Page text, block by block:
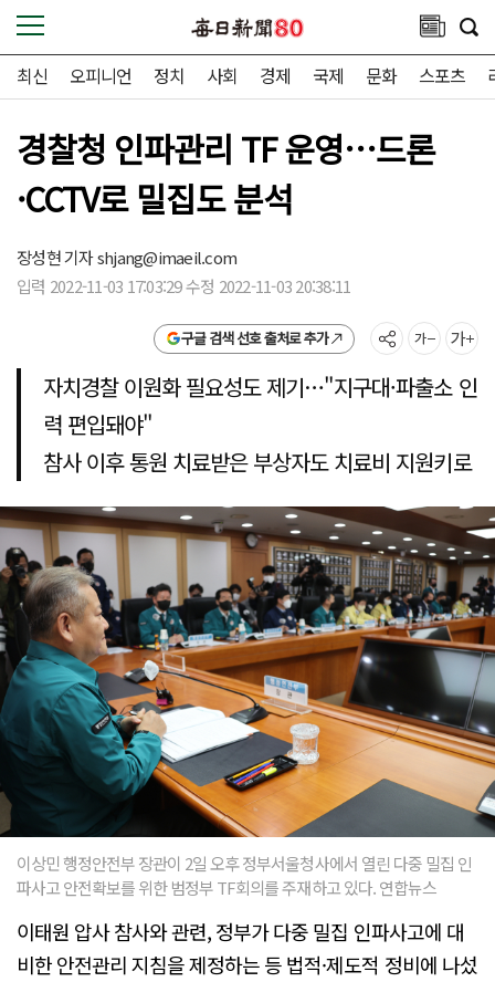
최신 오피니언 정치 사회 경제 국제 문화 스포츠
경찰청 인파관리 TF 운영…드론
·CCTV로 밀집도 분석
장성현 기자shjang@imaeil.com
입력 2022-11-03 17:03:29 수정 2022-11-03 20:38:11
구글 검색 선호 출처로 추가
자치경찰 이원화 필요성도 제기…"지구대·파출소 인
력 편입돼야"
참사 이후 통원 치료받은 부상자도 치료비 지원키로
이상민 행정안전부 장관이 2일 오후 정부서울청사에서 열린 다중 밀집 인
파사고 안전확보를 위한 범정부 TF회의를 주재하고 있다. 연합뉴스
이태원 압사 참사와 관련, 정부가 다중 밀집 인파사고에 대
비한 안전관리 지침을 제정하는 등 법적·제도적 정비에 나섰